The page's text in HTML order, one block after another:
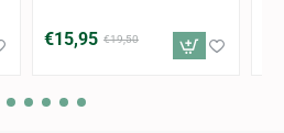
€15,95 €19,50